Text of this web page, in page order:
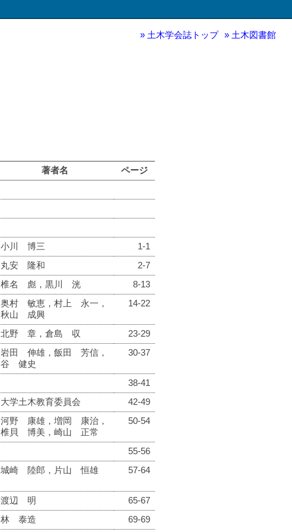
土木学会誌トップ 土木図書館
著者名
ページ
小川 博三
1-1
丸安 隆和
2-7
椎名 彪，黒川 洸
8-13
奥村 敏恵，村上 永一，
秋山 成興
14-22
北野 章，倉島 収
23-29
岩田 伸雄，飯田 芳信，
谷 健史
30-37
38-41
大学土木教育委員会
42-49
河野 康雄，増岡 康治，
椎貝 博美，崎山 正常
50-54
55-56
城崎 陸郎，片山 恒雄 57-64
渡辺 明
65-67
林 泰造 69-69